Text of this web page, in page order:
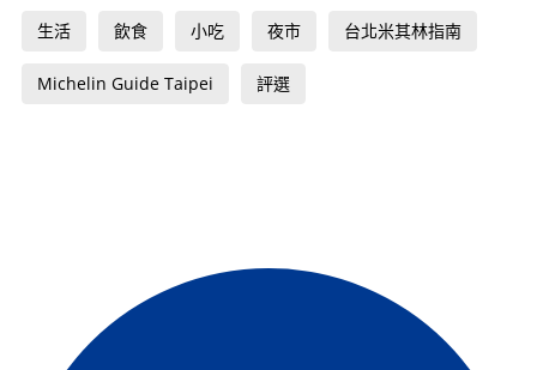
生活 飲食 小吃 夜市 台北米其林指南
Michelin Guide Taipei 評選